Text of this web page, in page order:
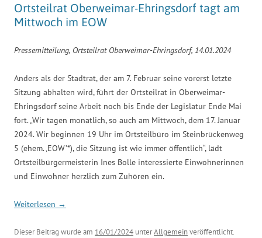
Ortsteilrat Oberweimar-Ehringsdorf tagt am
Mittwoch im EOW
Pressemitteilung, Ortsteilrat Oberweimar-Ehringsdorf, 14.01.2024
Anders als der Stadtrat, der am 7. Februar seine vorerst letzte
Sitzung abhalten wird, führt der Ortsteilrat in Oberweimar-
Ehringsdorf seine Arbeit noch bis Ende der Legislatur Ende Mai
fort. „Wir tagen monatlich, so auch am Mittwoch, dem 17. Januar
2024. Wir beginnen 19 Uhr im Ortsteilbüro im Steinbrückenweg
5 (ehem. ‚EOW’*), die Sitzung ist wie immer öffentlich“, lädt
Ortsteilbürgermeisterin Ines Bolle interessierte Einwohnerinnen
und Einwohner herzlich zum Zuhören ein.
Weiterlesen →
Dieser Beitrag wurde am 16/01/2024 unterAllgemeinveröffentlicht.